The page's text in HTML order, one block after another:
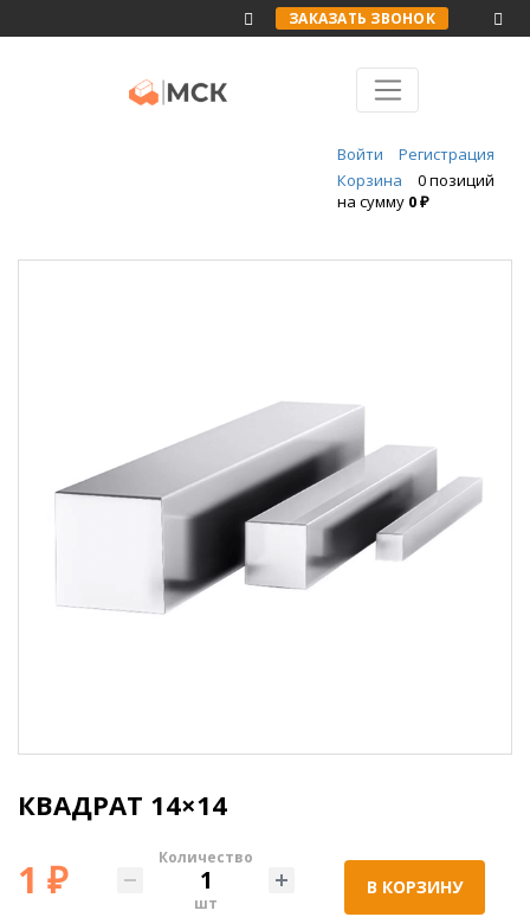
ЗАКАЗАТЬ ЗВОНОК
Войти
Регистрация
Корзина
0 позиций
на сумму 0 ₽
КВАДРАТ 14×14
1 ₽ Количество
шт
В КОРЗИНУ